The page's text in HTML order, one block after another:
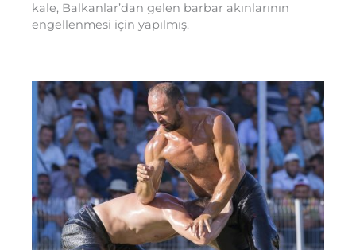
kale, Balkanlar’dan gelen barbar akınlarının
engellenmesi için yapılmış.